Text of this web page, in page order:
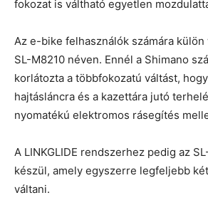
fokozat is váltható egyetlen
Az e-bike felhasználók számára
SL-M8210 néven. Ennél a Shimano
korlátozta a többfokozatú váltást,
hajtásláncra és a kazettára jutó
nyomatékú elektromos rásegítés
A LINKGLIDE rendszerhez pedig az
készül, amely egyszerre legfeljebb
váltani.